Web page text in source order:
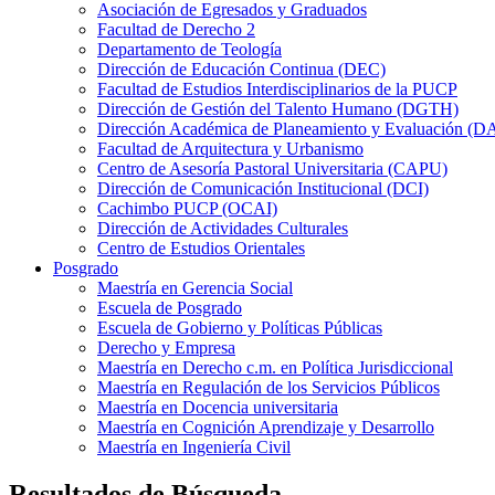
Asociación de Egresados y Graduados
Facultad de Derecho 2
Departamento de Teología
Dirección de Educación Continua (DEC)
Facultad de Estudios Interdisciplinarios de la PUCP
Dirección de Gestión del Talento Humano (DGTH)
Dirección Académica de Planeamiento y Evaluación
Facultad de Arquitectura y Urbanismo
Centro de Asesoría Pastoral Universitaria (CAPU)
Dirección de Comunicación Institucional (DCI)
Cachimbo PUCP (OCAI)
Dirección de Actividades Culturales
Centro de Estudios Orientales
Posgrado
Maestría en Gerencia Social
Escuela de Posgrado
Escuela de Gobierno y Políticas Públicas
Derecho y Empresa
Maestría en Derecho c.m. en Política Jurisdiccional
Maestría en Regulación de los Servicios Públicos
Maestría en Docencia universitaria
Maestría en Cognición Aprendizaje y Desarrollo
Maestría en Ingeniería Civil